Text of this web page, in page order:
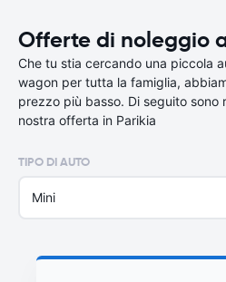
Offerte di noleggio
Che tu stia cercando una piccola
wagon per tutta la famiglia,
prezzo più basso. Di seguito sono
nostra offerta in Parikia
TIPO DI AUTO
Mini